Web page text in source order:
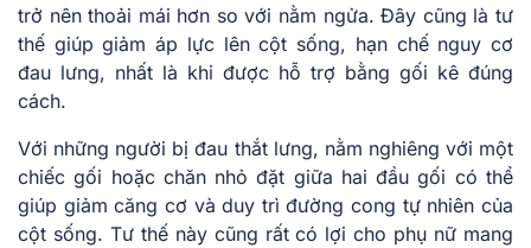
trở nên thoải mái hơn so với nằm ngửa. Đây cũng là tư
thế giúp giảm áp lực lên cột sống, hạn chế nguy cơ
đau lưng, nhất là khi được hỗ trợ bằng gối kê đúng
cách.
Với những người bị đau thắt lưng, nằm nghiêng với một
chiếc gối hoặc chăn nhỏ đặt giữa hai đầu gối có thể
giúp giảm căng cơ và duy trì đường cong tự nhiên của
cột sống. Tư thế này cũng rất có lợi cho phụ nữ mang